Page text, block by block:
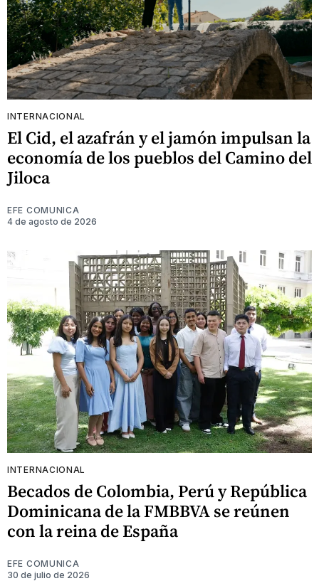
INTERNACIONAL
El Cid, el azafrán y el jamón impulsan la
economía de los pueblos del Camino del
Jiloca
EFE COMUNICA
4 de agosto de 2026
INTERNACIONAL
Becados de Colombia, Perú y República
Dominicana de la FMBBVA se reúnen
con la reina de España
EFE COMUNICA
30 de julio de 2026